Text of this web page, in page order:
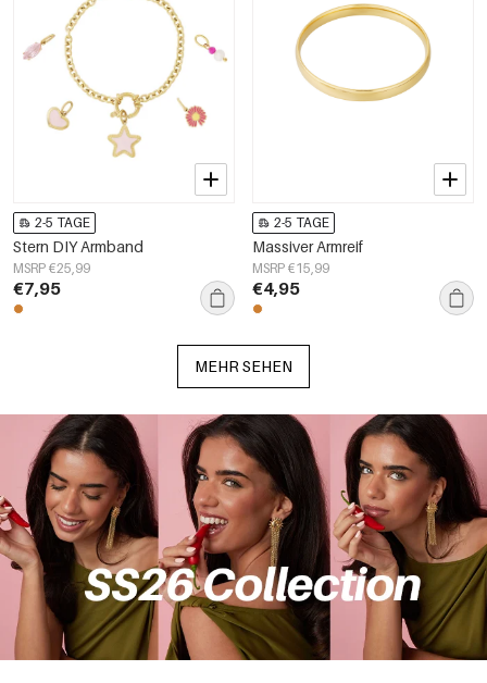
2-5 TAGE
Stern DIY Armband
MSRP €25,99
€7,95
2-5 TAGE
Massiver Armreif
MSRP €15,99
€4,95
MEHR SEHEN